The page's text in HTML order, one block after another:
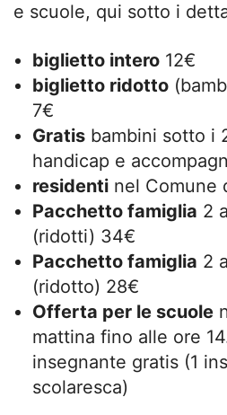
e scuole, qui sotto i
biglietto intero 12€
biglietto ridotto
7€
Gratis bambini sotto i
handicap e
residenti nel Comune
Pacchetto famiglia 2
(ridotti) 34€
Pacchetto famiglia 2
(ridotto) 28€
Offerta per le scuole
mattina fino alle ore
insegnante gratis (1
scolaresca)